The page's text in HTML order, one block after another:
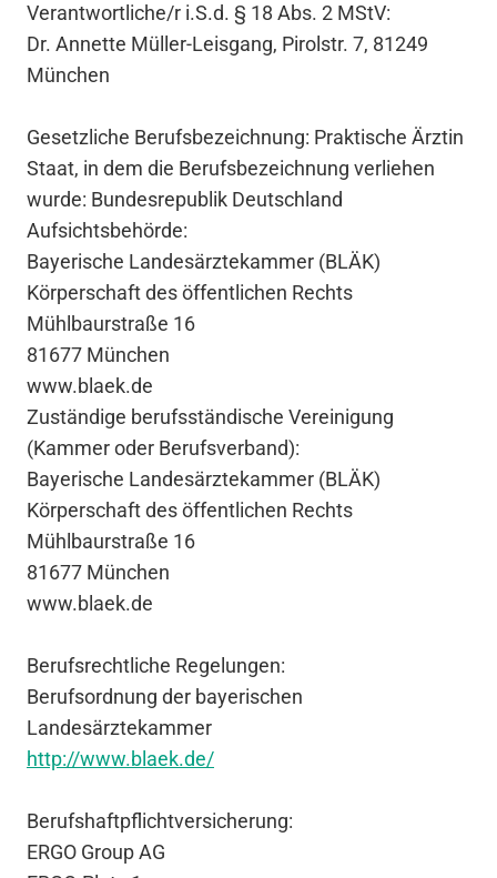
Verantwortliche/r i.S.d. § 18 Abs. 2 MStV:
Dr. Annette Müller-Leisgang, Pirolstr. 7, 81249
München
Gesetzliche Berufsbezeichnung: Praktische Ärztin
Staat, in dem die Berufsbezeichnung verliehen
wurde: Bundesrepublik Deutschland
Aufsichtsbehörde:
Baye­ri­sche Landes­ärz­te­kam­mer (BLÄK)
Körper­schaft des öffent­li­chen Rechts
Mühl­baur­straße 16
81677 München
www.blaek.de
Zuständige berufsständische Vereinigung
(Kammer oder Berufsverband):
Baye­ri­sche Landes­ärz­te­kam­mer (BLÄK)
Körper­schaft des öffent­li­chen Rechts
Mühl­baur­straße 16
81677 München
www.blaek.de
Berufsrechtliche Regelungen:
Berufsordnung der bayerischen
Landesärztekammer
http://www.blaek.de/
Berufshaftpflichtversicherung:
ERGO Group AG